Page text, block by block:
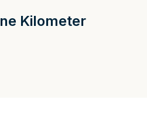
Kilometer